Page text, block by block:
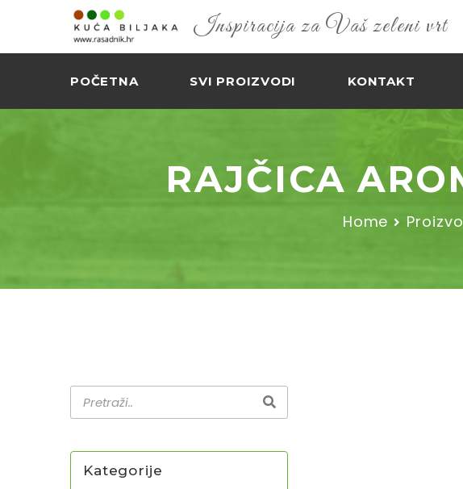
Inspiracija za Vaš zeleni vrt
POČETNA SVI PROIZVODI KONTAKT
RAJČICA
Home
Kategorije